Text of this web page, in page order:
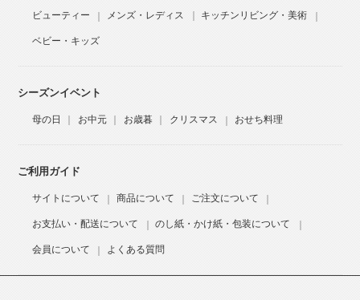
ビューティー メンズ・レディス キッチンリビング・美術
ベビー・キッズ
シーズンイベント
母の日 お中元 お歳暮 クリスマス おせち料理
ご利用ガイド
サイトについて 商品について ご注文について
お支払い・配送について のし紙・かけ紙・包装について
会員について よくある質問